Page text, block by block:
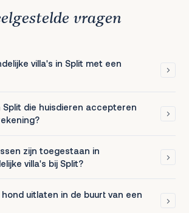
vragen
villa's in Split met een
Split die huisdieren accepteren
zijn toegestaan in
villa's bij Split?
uitlaten in de buurt van een